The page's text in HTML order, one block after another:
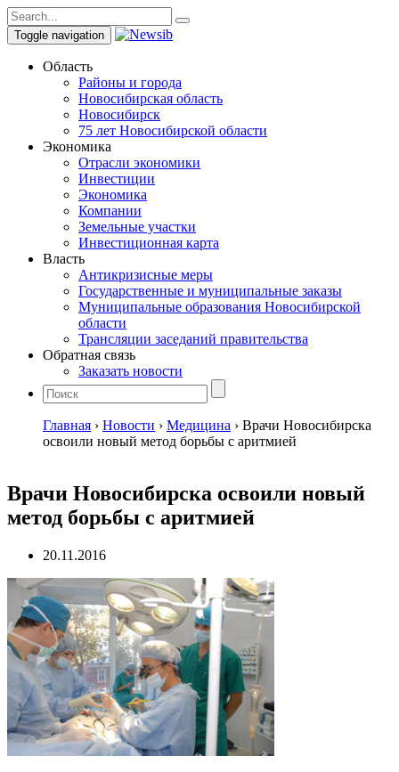
Toggle navigation
Область
Районы и города
Новосибирская область
Новосибирск
75 лет Новосибирской области
Экономика
Отрасли экономики
Инвестиции
Экономика
Компании
Земельные участки
Инвестиционная карта
Власть
Антикризисные меры
Государственные и муниципальные заказы
Муниципальные образования Новосибирской
области
Трансляции заседаний правительства
Обратная связь
Заказать новости
Главная › Новости › Медицина › Врачи Новосибирска
освоили новый метод борьбы с аритмией
Врачи Новосибирска освоили новый
метод борьбы с аритмией
20.11.2016